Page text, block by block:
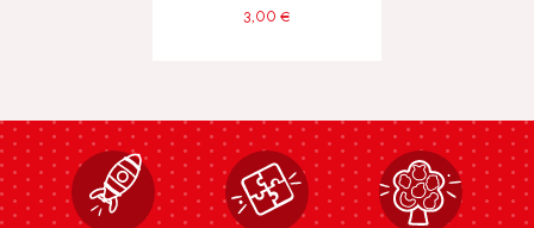
3,00 €